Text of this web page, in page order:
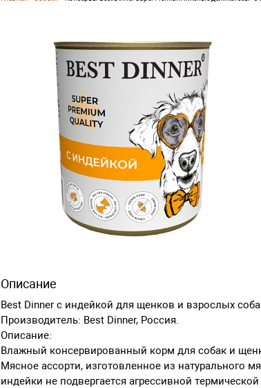
Описание
Best Dinner с индейкой для щенков и взрослых
Производитель: Best Dinner, Россия.
Описание:
Влажный консервированный корм для собак и
Мясное ассорти, изготовленное из натурального
индейки не подвергается агрессивной